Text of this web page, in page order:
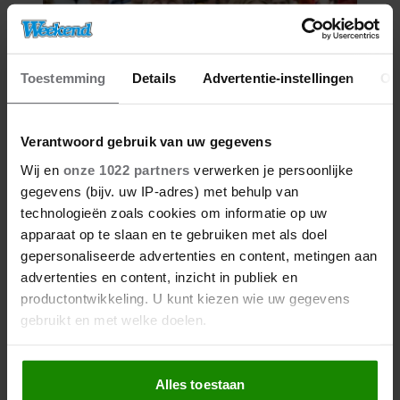
Toestemming Details Advertentie-instellingen
Verantwoord gebruik van uw gegevens
Wij en onze 1022 partners verwerken je persoonlijke
gegevens (bijv. uw IP-adres) met behulp van
technologieën zoals cookies om informatie op uw
apparaat op te slaan en te gebruiken met als doel
gepersonaliseerde advertenties en content, metingen aan
advertenties en content, inzicht in publiek en
productontwikkeling. U kunt kiezen wie uw gegevens
gebruikt en met welke doelen.
Als u het toestaat, willen we ook graag:
Informatie verzamelen over uw geografische
Alles toestaan
27/04/2026
ZO VIERT DE KONINKLIJKE
FAMILIE KONINGSDAG DIT JAAR
IN FRIESLAND